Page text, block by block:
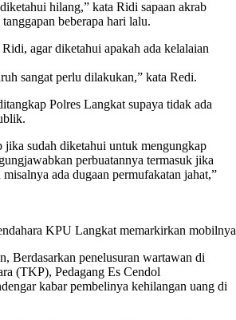
hilang,” kata Ridi sapaan akrab
beberapa hari lalu.
agar diketahui apakah ada kelalaian
sangat perlu dilakukan,” kata Redi.
Polres Langkat supaya tidak ada
jika sudah diketahui untuk mengungkap
perbuatannya termasuk jika
ada dugaan permufakatan jahat,”
KPU Langkat memarkirkan
Berdasarkan penelusuran wartawan di
(TKP), Pedagang Es Cendol
kabar pembelinya kehilangan uang di